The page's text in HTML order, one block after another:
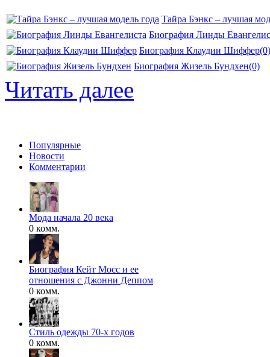
Тайра Бэнкс – лучшая
Биография Линды
Биография Клаудии Шиффер(0)
Биография Жизель Бундхен(0)
Читать далее
Популярные
Новости
Комментарии
Мода начала 20 века
0 комм.
Биография Кейт Мосс и ее
отношения с Джонни Деппом
0 комм.
Стиль одежды 70-х годов
0 комм.